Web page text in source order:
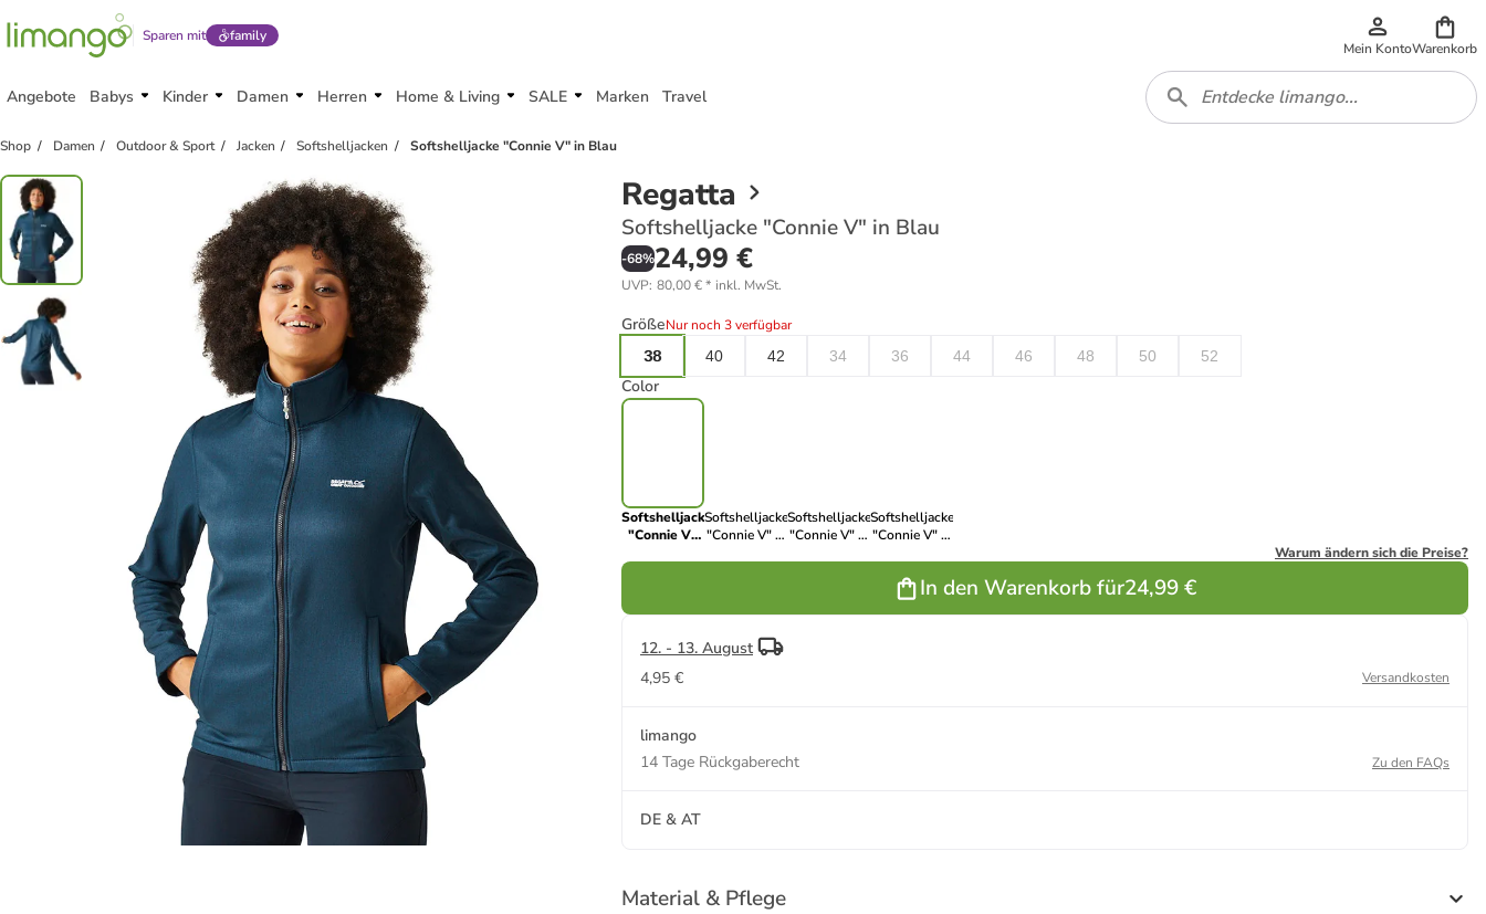
Sparen mit family
Mein KontoWarenkorb
Angebote Babys Kinder Damen Herren Home & Living SALE Marken Travel
Shop Damen Outdoor & Sport Jacken Softshelljacken Softshelljacke "Connie V" in Blau
Regatta
Softshelljacke "Connie V" in Blau
-68%24,99 €
UVP: 80,00 €* inkl. MwSt.
GrößeNur noch 3 verfügbar
38
40 42 34 36 44 46 48 50 52
Color
Softshelljacke
"Connie V"
Softshelljacke
"Connie V" in
Softshelljacke
"Connie V" in
Softshelljacke
"Connie V" in
Warum ändern sich die Preise?
In den Warenkorb für24,99 €
12. - 13. August
4,95 €
Versandkosten
limango
14 Tage Rückgaberecht
Zu den FAQs
DE & AT
Material & Pflege